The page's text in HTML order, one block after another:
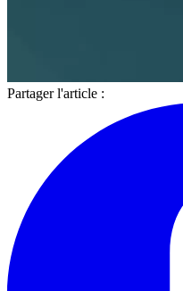
Partager l'article :